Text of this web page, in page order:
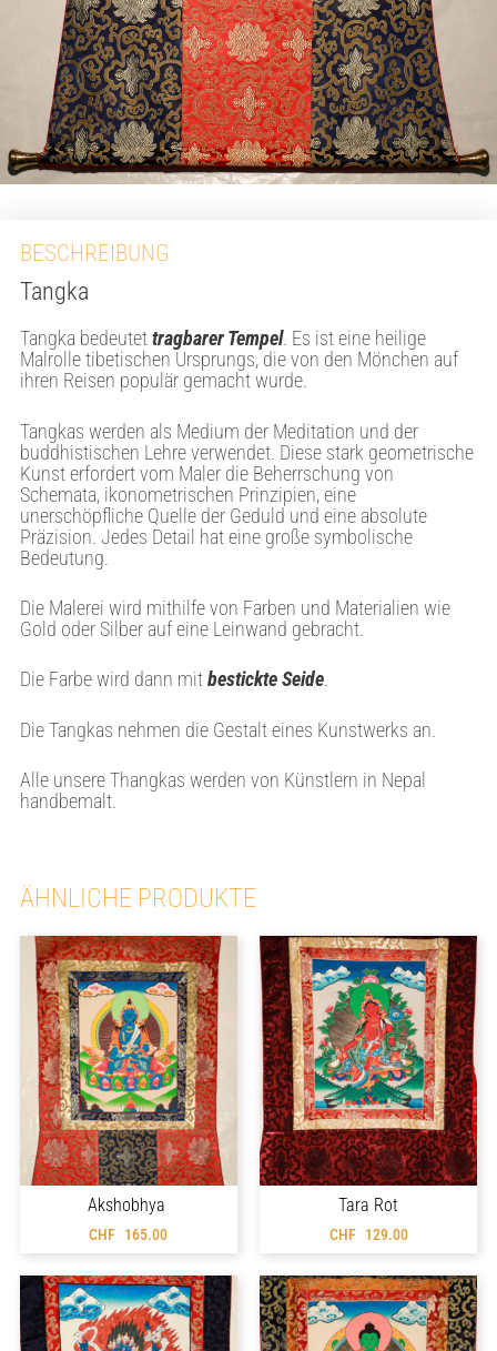
BESCHREIBUNG
Tangka
Tangka bedeutet tragbarer Tempel. Es ist eine heilige
Malrolle tibetischen Ursprungs, die von den Mönchen auf
ihren Reisen populär gemacht wurde.
Tangkas werden als Medium der Meditation und der
buddhistischen Lehre verwendet. Diese stark geometrische
Kunst erfordert vom Maler die Beherrschung von
Schemata, ikonometrischen Prinzipien, eine
unerschöpfliche Quelle der Geduld und eine absolute
Präzision. Jedes Detail hat eine große symbolische
Bedeutung.
Die Malerei wird mithilfe von Farben und Materialien wie
Gold oder Silber auf eine Leinwand gebracht.
Die Farbe wird dann mit bestickte Seide.
Die Tangkas nehmen die Gestalt eines Kunstwerks an.
Alle unsere Thangkas werden von Künstlern in Nepal
handbemalt.
ÄHNLICHE PRODUKTE
Akshobhya
CHF 165.00
Tara Rot
CHF 129.00